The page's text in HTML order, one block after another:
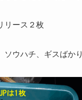
リース２枚
ウハチ、ギスばかり